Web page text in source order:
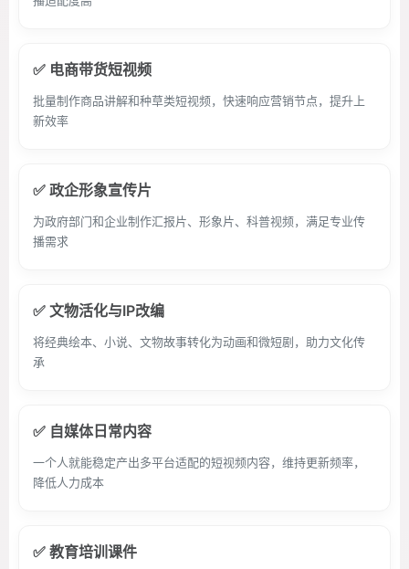
✅ 电商带货短视频
批量制作商品讲解和种草类短视频，快速响应营销节点，提升上
新效率
✅ 政企形象宣传片
为政府部门和企业制作汇报片、形象片、科普视频，满足专业传
播需求
✅ 文物活化与IP改编
将经典绘本、小说、文物故事转化为动画和微短剧，助力文化传
承
✅ 自媒体日常内容
一个人就能稳定产出多平台适配的短视频内容，维持更新频率，
降低人力成本
✅ 教育培训课件